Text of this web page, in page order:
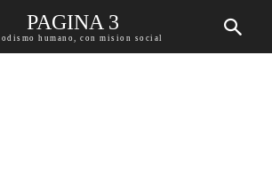
PAGINA 3
humano, con mision social